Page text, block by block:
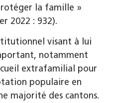
la famille »
2022 : 932).
visant à lui
notamment
extrafamilial pour
populaire en
majorité des cantons.